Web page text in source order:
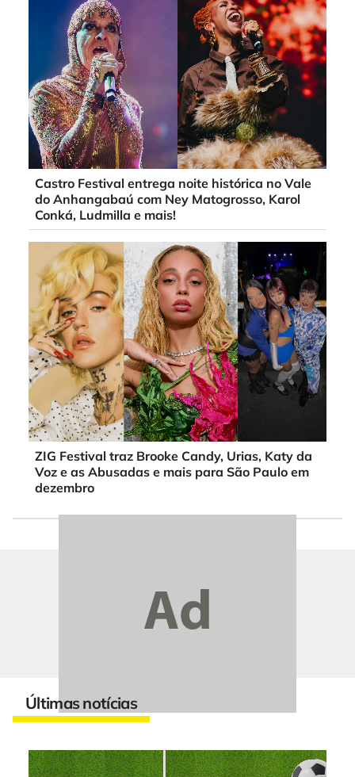
Castro Festival entrega noite histórica no Vale
do Anhangabaú com Ney Matogrosso, Karol
Conká, Ludmilla e mais!
ZIG Festival traz Brooke Candy, Urias, Katy da
Voz e as Abusadas e mais para São Paulo em
dezembro
Últimas notícias